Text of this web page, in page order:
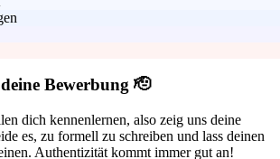
Bewerbung 🫡
dich kennenlernen, also zeig uns deine
es, zu formell zu schreiben und lass deinen
Authentizität kommt immer gut an!